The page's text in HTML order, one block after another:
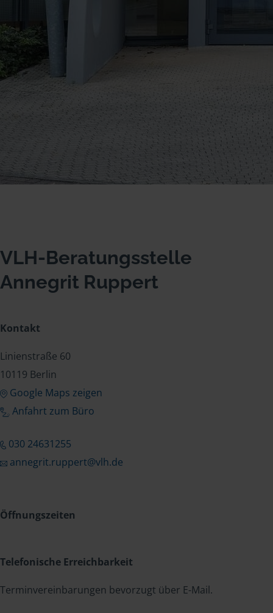
VLH-Beratungsstelle
Annegrit Ruppert
Kontakt
Linienstraße 60
10119 Berlin
Google Maps zeigen
Anfahrt zum Büro
030 24631255
annegrit.ruppert@vlh.de
Öffnungszeiten
Telefonische Erreichbarkeit
Terminvereinbarungen bevorzugt über E-Mail.